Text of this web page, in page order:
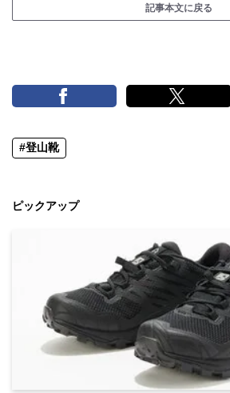
記事本文に戻る
#登山靴
ピックアップ